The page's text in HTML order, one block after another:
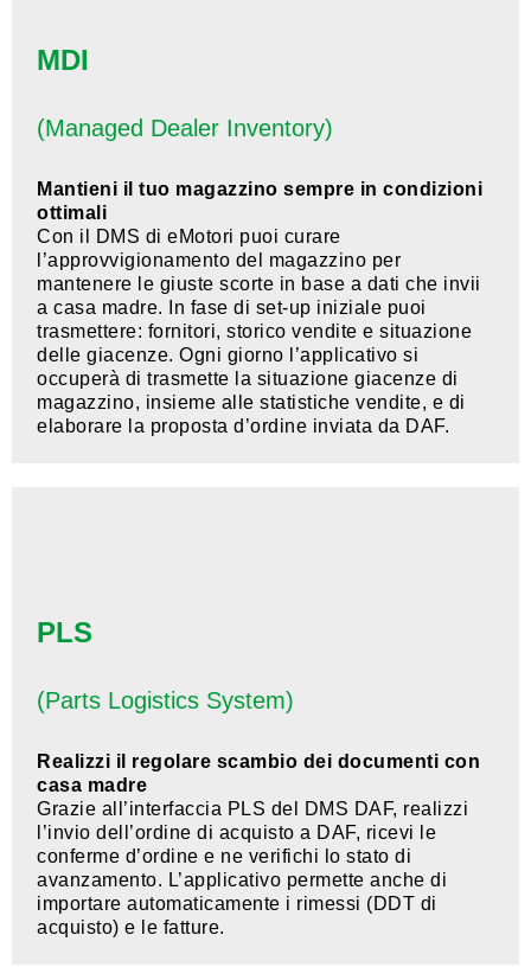
MDI
(Managed Dealer Inventory)
Mantieni il tuo magazzino sempre in condizioni
ottimali
Con il DMS di eMotori puoi curare
l’approvvigionamento del magazzino per
mantenere le giuste scorte in base a dati che invii
a casa madre. In fase di set-up iniziale puoi
trasmettere: fornitori, storico vendite e situazione
delle giacenze. Ogni giorno l’applicativo si
occuperà di trasmette la situazione giacenze di
magazzino, insieme alle statistiche vendite, e di
elaborare la proposta d’ordine inviata da DAF.
PLS
(Parts Logistics System)
Realizzi il regolare scambio dei documenti con
casa madre
Grazie all’interfaccia PLS del DMS DAF, realizzi
l’invio dell’ordine di acquisto a DAF, ricevi le
conferme d’ordine e ne verifichi lo stato di
avanzamento. L’applicativo permette anche di
importare automaticamente i rimessi (DDT di
acquisto) e le fatture.